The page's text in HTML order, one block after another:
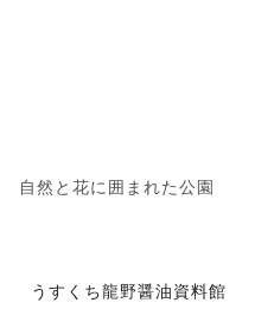
自然と花に囲まれた公園
うすくち龍野醤油資料館